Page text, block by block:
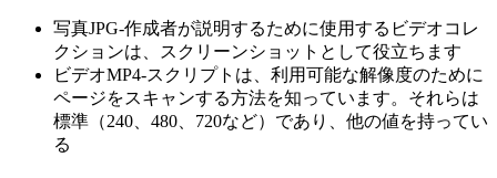
写真JPG-作成者が説明するために使用するビデオコレ
クションは、スクリーンショットとして役立ちます
ビデオMP4-スクリプトは、利用可能な解像度のために
ページをスキャンする方法を知っています。それらは
標準（240、480、720など）であり、他の値を持ってい
る